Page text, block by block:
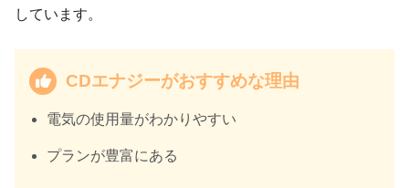
しています。
CDエナジーがおすすめな理由
電気の使用量がわかりやすい
プランが豊富にある